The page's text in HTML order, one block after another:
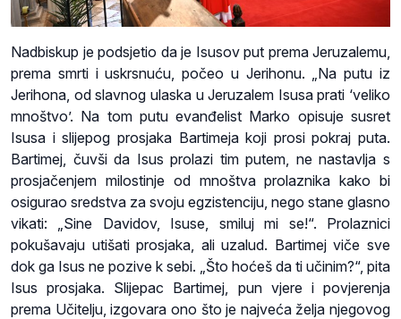
Nadbiskup je podsjetio da je Isusov put prema Jeruzalemu,
prema smrti i uskrsnuću, počeo u Jerihonu. „Na putu iz
Jerihona, od slavnog ulaska u Jeruzalem Isusa prati ‘veliko
mnoštvo’. Na tom putu evanđelist Marko opisuje susret
Isusa i slijepog prosjaka Bartimeja koji prosi pokraj puta.
Bartimej, čuvši da Isus prolazi tim putem, ne nastavlja s
prosjačenjem milostinje od mnoštva prolaznika kako bi
osigurao sredstva za svoju egzistenciju, nego stane glasno
vikati: „Sine Davidov, Isuse, smiluj mi se!“. Prolaznici
pokušavaju utišati prosjaka, ali uzalud. Bartimej viče sve
dok ga Isus ne pozive k sebi. „Što hoćeš da ti učinim?“, pita
Isus prosjaka. Slijepac Bartimej, pun vjere i povjerenja
prema Učitelju, izgovara ono što je najveća želja njegovog